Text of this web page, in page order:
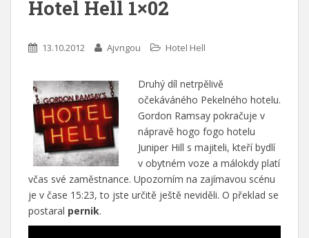
Hotel Hell 1×02
13.10.2012 Ajvngou Hotel Hell
Druhý díl netrpělivě
očekáváného Pekelného hotelu.
Gordon Ramsay pokračuje v
nápravě hogo fogo hotelu
Juniper Hill s majiteli, kteří bydlí
v obytném voze a málokdy platí
včas své zaměstnance. Upozorním na zajímavou scénu
je v čase 15:23, to jste určitě ještě neviděli. O překlad se
postaral pernik.